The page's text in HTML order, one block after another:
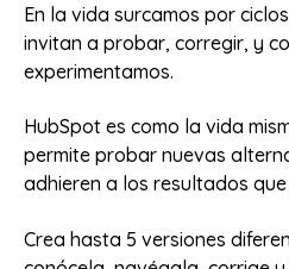
En la vida surcamos por
invitan a probar, corregir, y
experimentamos.
HubSpot es como la vida
permite probar nuevas
adhieren a los resultados que
Crea hasta 5 versiones